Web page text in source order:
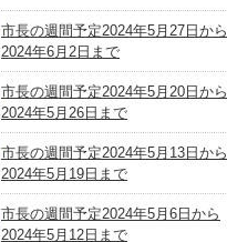
市長の週間予定2024年5月27日から
2024年6月2日まで
市長の週間予定2024年5月20日から
2024年5月26日まで
市長の週間予定2024年5月13日から
2024年5月19日まで
市長の週間予定2024年5月6日から
2024年5月12日まで